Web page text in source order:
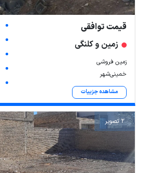
قیمت توافقی
زمین و کلنگی
زمین فروشی
خمینی‌شهر
مشاهده جزییات
2 تصویر